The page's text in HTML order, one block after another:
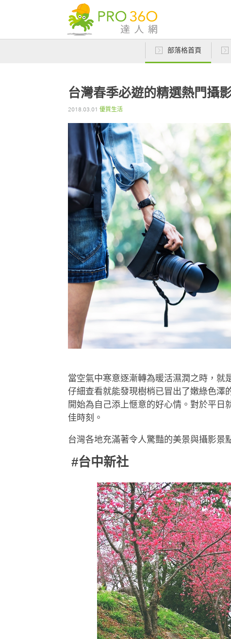
部落格首頁
台灣春季必遊的精選熱門攝
2018.03.01 優質生活
當空氣中寒意逐漸轉為暖活濕潤之時，就
仔細查看就能發現樹梢已冒出了嫩綠色澤
開始為自己添上愜意的好心情。對於平日
佳時刻。
台灣各地充滿著令人驚豔的美景與攝影景
#台中新社